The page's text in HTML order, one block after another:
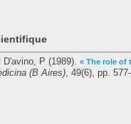
D'avino, P (1989). « The role of
(B Aires), 49(6), pp.